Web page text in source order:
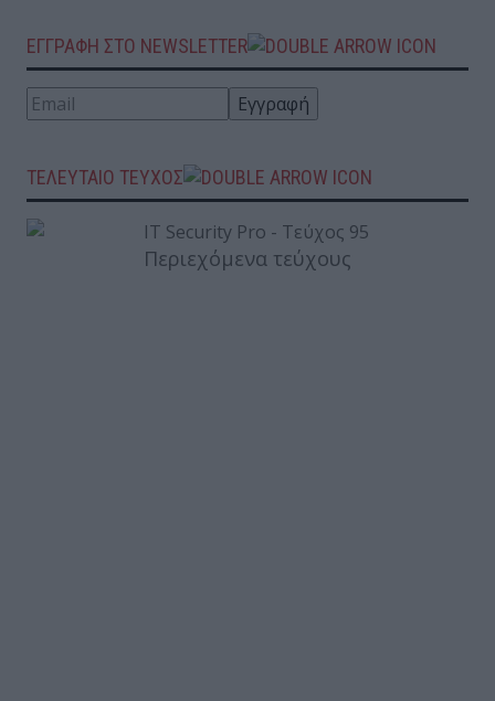
ΕΓΓΡΑΦΗ ΣΤΟ NEWSLETTER
ΤΕΛΕΥΤΑΙΟ ΤΕΥΧΟΣ
Περιεχόμενα τεύχους